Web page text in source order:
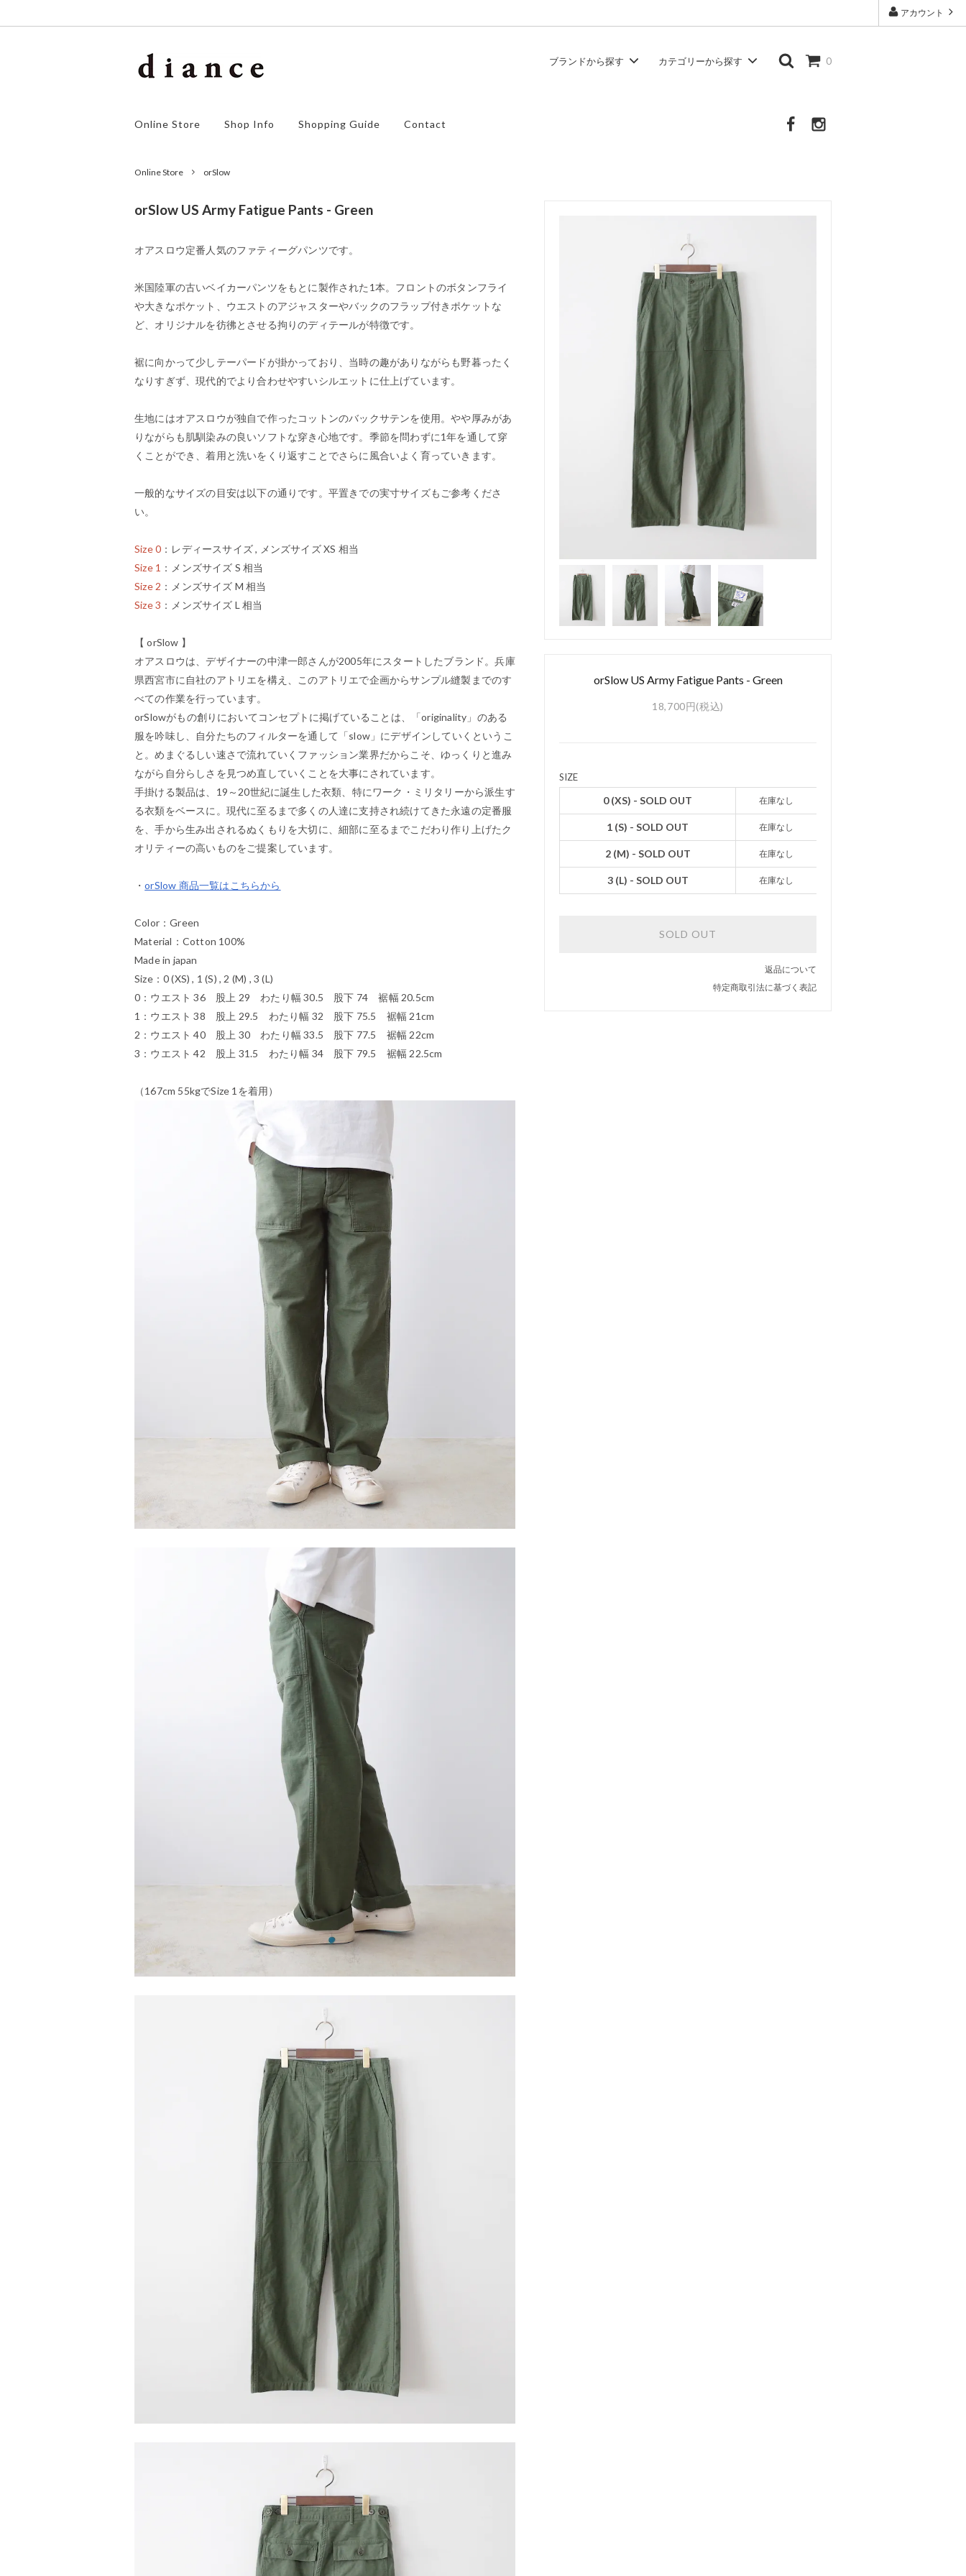
アカウント
0
ブランドから探す カテゴリーから探す
その他の服・衣類・生活雑貨
Online Store Shop Info Shopping Guide Contact
Online Store orSlow
orSlow US Army Fatigue Pants - Green
18,700円(税込)
SIZE
0 (XS) - SOLD OUT 在庫なし
1 (S) - SOLD OUT 在庫なし
2 (M) - SOLD OUT 在庫なし
3 (L) - SOLD OUT 在庫なし
SOLD OUT
返品について
特定商取引法に基づく表記
orSlow US Army Fatigue Pants - Green
オアスロウ定番人気のファティーグパンツです。
米国陸軍の古いベイカーパンツをもとに製作された1本。フロントのボタンフライ
や大きなポケット、ウエストのアジャスターやバックのフラップ付きポケットな
ど、オリジナルを彷彿とさせる拘りのディテールが特徴です。
裾に向かって少しテーパードが掛かっており、当時の趣がありながらも野暮ったく
なりすぎず、現代的でより合わせやすいシルエットに仕上げています。
生地にはオアスロウが独自で作ったコットンのバックサテンを使用。やや厚みがあ
りながらも肌馴染みの良いソフトな穿き心地です。季節を問わずに1年を通して穿
くことができ、着用と洗いをくり返すことでさらに風合いよく育っていきます。
一般的なサイズの目安は以下の通りです。平置きでの実寸サイズもご参考くださ
い。
Size 0 ：レディースサイズ , メンズサイズ XS 相当
Size 1 ：メンズサイズ S 相当
Size 2 ：メンズサイズ M 相当
Size 3 ：メンズサイズ L 相当
【 orSlow 】
オアスロウは、デザイナーの中津一郎さんが2005年にスタートしたブランド。兵庫
県西宮市に自社のアトリエを構え、このアトリエで企画からサンプル縫製までのす
べての作業を行っています。
orSlowがもの創りにおいてコンセプトに掲げていることは、「originality」のある
服を吟味し、自分たちのフィルターを通して「slow」にデザインしていくというこ
と。めまぐるしい速さで流れていくファッション業界だからこそ、ゆっくりと進み
ながら自分らしさを見つめ直していくことを大事にされています。
手掛ける製品は、19～20世紀に誕生した衣類、特にワーク・ミリタリーから派生す
る衣類をベースに。現代に至るまで多くの人達に支持され続けてきた永遠の定番服
を、手から生み出されるぬくもりを大切に、細部に至るまでこだわり作り上げたク
オリティーの高いものをご提案しています。
・orSlow 商品一覧はこちらから
Color：Green
Material：Cotton 100%
Made in japan
Size：0 (XS) , 1 (S) , 2 (M) , 3 (L)
0：ウエスト 36 股上 29 わたり幅 30.5 股下 74 裾幅 20.5cm
1：ウエスト 38 股上 29.5 わたり幅 32 股下 75.5 裾幅 21cm
2：ウエスト 40 股上 30 わたり幅 33.5 股下 77.5 裾幅 22cm
3：ウエスト 42 股上 31.5 わたり幅 34 股下 79.5 裾幅 22.5cm
（167cm 55kgでSize 1を着用）